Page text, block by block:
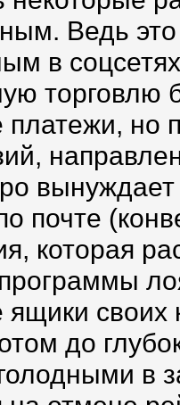
Ведь
в
торговлю
платежи, но
почте
которая
ящики своих
до
в